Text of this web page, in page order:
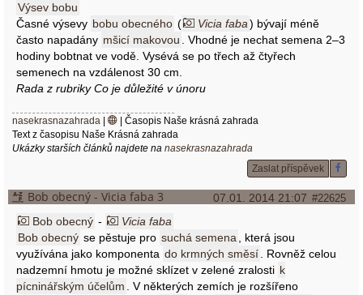
Výsev bobu
Časné výsevy bobu obecného ( Vicia faba) bývají méně
často napadány mšicí makovou
. Vhodné je nechat semena 2–3
hodiny bobtnat ve vodě. Vysévá se po třech až čtyřech
semenech na vzdálenost 30 cm.
Rada z rubriky Co je důležité v únoru
nasekrasnazahrada
| Časopis Naše krásná zahrada
Text z časopisu Naše Krásná zahrada
Ukázky starších článků najdete na nasekrasnazahrada
Zaslat příspěvek
07.01. 2014 21:07 #22625
Bob obecný - Vicia faba 3
Bob obecný -
Vicia faba
Bob obecný se pěstuje pro suchá semena, která jsou
využívána jako komponenta do krmných směsí. Rovněž celou
nadzemní hmotu je možné sklízet v zelené zralosti k
pícninářským účelům . V některých zemích je rozšířeno